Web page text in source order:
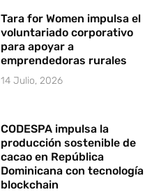
Tara for Women impulsa el
voluntariado corporativo
para apoyar a
emprendedoras rurales
14 Julio, 2026
CODESPA impulsa la
producción sostenible de
cacao en República
Dominicana con tecnología
blockchain